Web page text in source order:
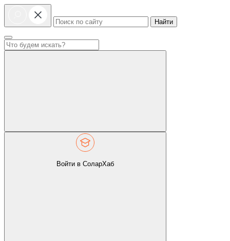
Найти
Войти в СоларХаб